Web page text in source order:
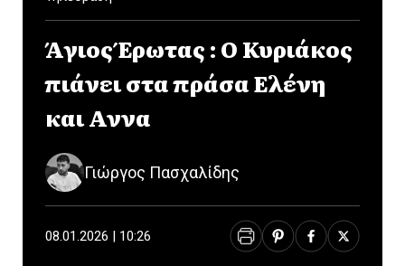
Άγιος Έρωτας : Ο Κυριάκος
πιάνει στα πράσα Ελένη
και Αννα
Γιώργος Πασχαλίδης
08.01.2026 | 10:26